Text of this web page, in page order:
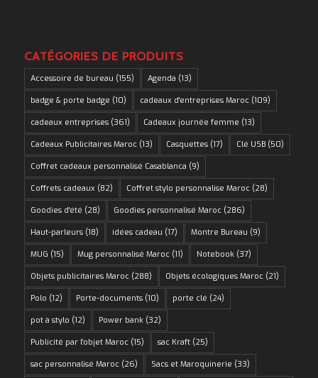
CATÉGORIES DE PRODUITS
Accessoire de bureau (155) Agenda (13)
badge & porte badge (10) cadeaux d'entreprises Maroc(109)
cadeaux entreprises(361) Cadeaux journée femme (13)
Cadeaux Publicitaires Maroc(13) Casquettes(17) Clé USB(50)
Coffret cadeaux personnalisé Casablanca (9)
Coffrets cadeaux (82) Coffret stylo personnalise Maroc(28)
Goodies d'été (28) Goodies personnalisé Maroc(286)
Haut-parleurs(18) idées cadeau (17) Montre Bureau (9)
MUG (15) Mug personnalisé Maroc(11) Notebook(37)
Objets publicitaires Maroc(288) Objets écologiques Maroc(21)
Polo (12) Porte-documents(10) porte clé (24)
pot à stylo (12) Power bank(32)
Publicité par l'objet Maroc(15) sac Kraft(25)
sac personnalisé Maroc(26) Sacs et Maroquinerie (33)